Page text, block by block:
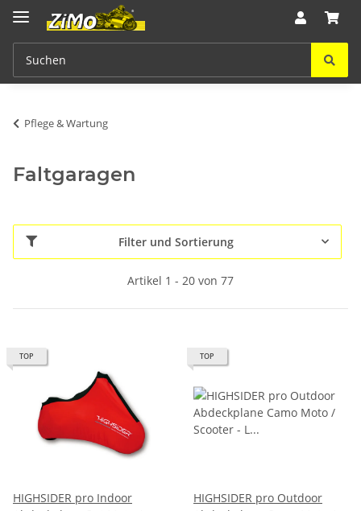
Pflege & Wartung
Faltgaragen
Filter und Sortierung
Artikel 1 - 20 von 77
TOP
HIGHSIDER pro Indoor
TOP
HIGHSIDER pro Outdoor